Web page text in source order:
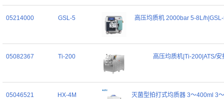
05214000 GSL-5 高压均质机 2000bar 5-8L/
05082367 Ti-200 高压均质机|Ti-200|ATS/安
05046521 HX-4M
灭菌型拍打式均质器 3～400ml 3